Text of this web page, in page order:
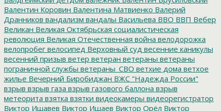
Валентин Коровин Валентина Матвиенко Валерий
Дранников вандализм вандалы Васильева ВВО ВВП Вебер
Великан Великая Октябрьская социалистическая
революция Великая Отечественная война велодорожка
велопробег велосипед Верховный суд весенние каникулы
весенний призыв ветер ветеран ветераны ветераны
пограничной службы ветераны_СВО ветхие дома ветхое
жилье Вечерний Биробиджан ВЖС "Надежда России"
взрыв взрыв газа взрыв газового баллона взрыв
метеорита взятка взятки видеокамеры видеорегистратор
Виктор Ишавев Виктор Ишаев Виктор Орёл Виктор